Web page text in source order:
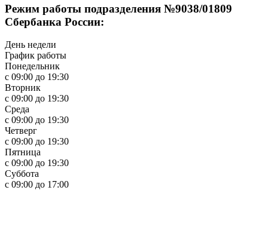
Режим работы подразделения №9038/01809
Сбербанка России:
День недели
График работы
Понедельник
с 09:00 до 19:30
Вторник
с 09:00 до 19:30
Среда
с 09:00 до 19:30
Четверг
с 09:00 до 19:30
Пятница
с 09:00 до 19:30
Суббота
с 09:00 до 17:00